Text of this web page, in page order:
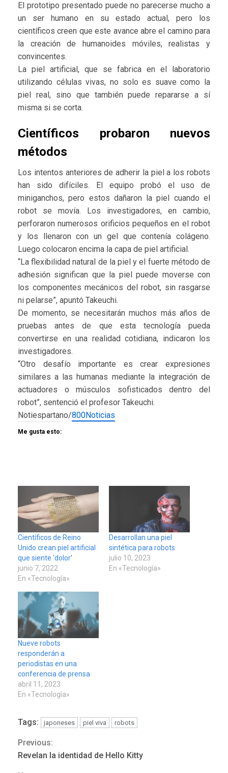
El prototipo presentado puede no parecerse mucho a
un ser humano en su estado actual, pero los
científicos creen que este avance abre el camino para
la creación de humanoides móviles, realistas y
convincentes.
La piel artificial, que se fabrica en el laboratorio
utilizando células vivas, no solo es suave como la
piel real, sino que también puede repararse a sí
misma si se corta.
Científicos probaron nuevos
métodos
Los intentos anteriores de adherir la piel a los robots
han sido difíciles. El equipo probó el uso de
miniganchos, pero estos dañaron la piel cuando el
robot se movía. Los investigadores, en cambio,
perforaron numerosos orificios pequeños en el robot
y los llenaron con un gel que contenía colágeno.
Luego colocaron encima la capa de piel artificial.
“La flexibilidad natural de la piel y el fuerte método de
adhesión significan que la piel puede moverse con
los componentes mecánicos del robot, sin rasgarse
ni pelarse”, apuntó Takeuchi.
De momento, se necesitarán muchos más años de
pruebas antes de que esta tecnología pueda
convertirse en una realidad cotidiana, indicaron los
investigadores.
“Otro desafío importante es crear expresiones
similares a las humanas mediante la integración de
actuadores o músculos sofisticados dentro del
robot”, sentenció el profesor Takeuchi.
Notiespartano/800Noticias
Me gusta esto:
Científicos de Reino
Unido crean piel artificial
que siente ‘dolor’
junio 7, 2022
En «Tecnología»
Desarrollan una piel
sintética para robots
julio 10, 2023
En «Tecnología»
Nueve robots
responderán a
periodistas en una
conferencia de prensa
abril 11, 2023
En «Tecnología»
Tags: japoneses piel viva robots
Continue
Previous:
Revelan la identidad de Hello Kitty
POLÍTICA
TITULARES
ONGs piden a CIDH
monitorear proceso de